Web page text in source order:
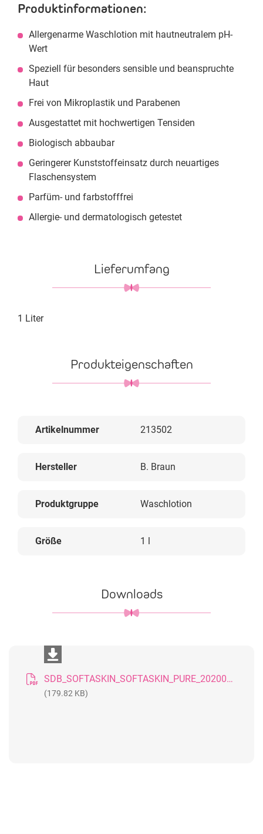
Produktinformationen:
Allergenarme Waschlotion mit hautneutralem pH-
Wert
Speziell für besonders sensible und beanspruchte
Haut
Frei von Mikroplastik und Parabenen
Ausgestattet mit hochwertigen Tensiden
Biologisch abbaubar
Geringerer Kunststoffeinsatz durch neuartiges
Flaschensystem
Parfüm- und farbstofffrei
Allergie- und dermatologisch getestet
Lieferumfang
1 Liter
Produkteigenschaften
Artikelnummer 213502
Hersteller B. Braun
Produktgruppe Waschlotion
Größe 1 l
Downloads
SDB_SOFTASKIN_SOFTASKIN_PURE_20200417_DE
(179.82 KB)